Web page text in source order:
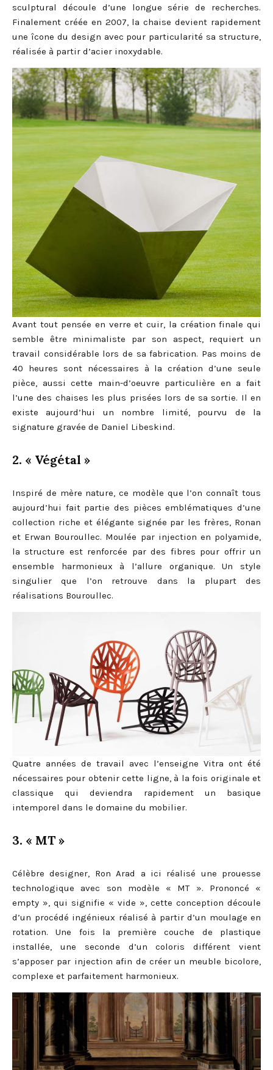
sculptural découle d’une longue série de recherches.
Finalement créée en 2007, la chaise devient rapidement
une îcone du design avec pour particularité sa structure,
réalisée à partir d’acier inoxydable.
Avant tout pensée en verre et cuir, la création finale qui
semble être minimaliste par son aspect, requiert un
travail considérable lors de sa fabrication. Pas moins de
40 heures sont nécessaires à la création d’une seule
pièce, aussi cette main-d’oeuvre particulière en a fait
l’une des chaises les plus prisées lors de sa sortie. Il en
existe aujourd’hui un nombre limité, pourvu de la
signature gravée de Daniel Libeskind.
2. « Végétal »
Inspiré de mère nature, ce modèle que l’on connaît tous
aujourd’hui fait partie des pièces emblématiques d’une
collection riche et élégante signée par les frères, Ronan
et Erwan Bouroullec. Moulée par injection en polyamide,
la structure est renforcée par des fibres pour offrir un
ensemble harmonieux à l’allure organique. Un style
singulier que l’on retrouve dans la plupart des
réalisations Bouroullec.
Quatre années de travail avec l’enseigne Vitra ont été
nécessaires pour obtenir cette ligne, à la fois originale et
classique qui deviendra rapidement un basique
intemporel dans le domaine du mobilier.
3. « MT »
Célèbre designer, Ron Arad a ici réalisé une prouesse
technologique avec son modèle « MT ». Prononcé «
empty », qui signifie « vide », cette conception découle
d’un procédé ingénieux réalisé à partir d’un moulage en
rotation. Une fois la première couche de plastique
installée, une seconde d’un coloris différent vient
s’apposer par injection afin de créer un meuble bicolore,
complexe et parfaitement harmonieux.